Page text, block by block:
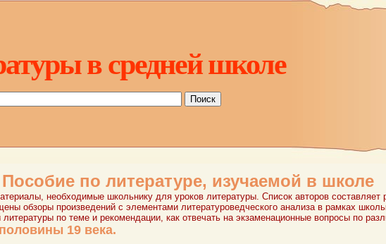
в средней школе
Пособие по литературе, изучаемой в школе
необходимые школьнику для уроков литературы. Список авторов
обзоры произведений с элементами литературоведческого анализа в рамках
литературы по теме и рекомендации, как отвечать на экзаменационные вопросы по
19 века.